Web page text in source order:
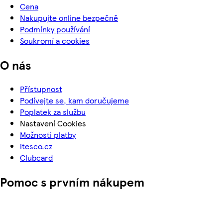
Cena
Nakupujte online bezpečně
Podmínky používání
Soukromí a cookies
O nás
Přístupnost
Podívejte se, kam doručujeme
Poplatek za službu
Nastavení Cookies
Možnosti platby
itesco.cz
Clubcard
Pomoc s prvním nákupem